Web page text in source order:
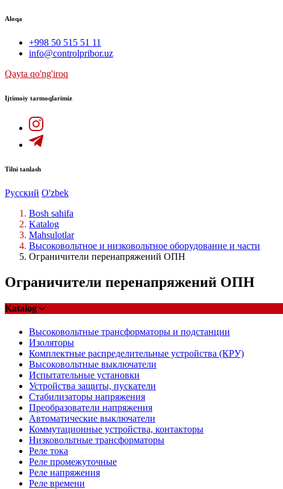
Aloqa
+998 50 515 51 11
info@controlpribor.uz
Qayta qo'ng'iroq
Ijtimoiy tarmoqlarimiz
Tilni tanlash
Русский O'zbek
Bosh sahifa
Katalog
Mahsulotlar
Высоковольтное и низковольтное оборудование и части
Ограничители перенапряжений ОПН
Ограничители перенапряжений ОПН
Katalog
Высоковольтные трансформаторы и подстанции
Изоляторы
Комплектные распределительные устройства (КРУ)
Высоковольтные выключатели
Испытательные установки
Устройства защиты, пускатели
Стабилизаторы напряжения
Преобразователи напряжения
Автоматические выключатели
Коммутационные устройства, контакторы
Низковольтные трансформаторы
Реле тока
Реле промежуточные
Реле напряжения
Реле времени